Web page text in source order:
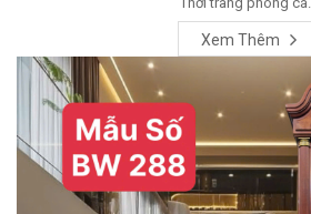
Xem Thêm